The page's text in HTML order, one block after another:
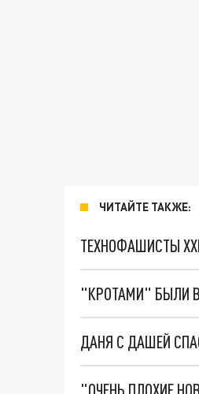
ЧИТАЙТЕ ТАКЖЕ:
ТЕХНОФАШИСТЫ
"КРОТАМИ" БЫЛИ
ДАНЯ С ДАШЕЙ